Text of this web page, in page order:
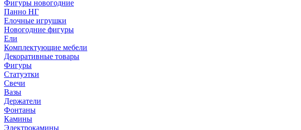
Фигуры новогодние
Панно НГ
Елочные игрушки
Новогодние фигуры
Ели
Комплектующие мебели
Декоративные товары
Фигуры
Статуэтки
Свечи
Вазы
Держатели
Фонтаны
Камины
Электрокамины